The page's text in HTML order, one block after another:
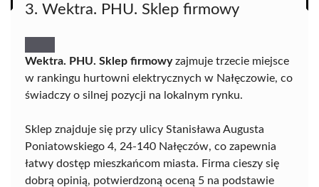
3. Wektra. PHU. Sklep firmowy
Wektra. PHU. Sklep firmowyzajmuje trzecie miejsce
w rankingu hurtowni elektrycznych w Nałęczowie, co
świadczy o silnej pozycji na lokalnym rynku.
Sklep znajduje się przy ulicy Stanisława Augusta
Poniatowskiego 4, 24-140 Nałęczów, co zapewnia
łatwy dostęp mieszkańcom miasta. Firma cieszy się
dobrą opinią, potwierdzoną oceną 5 na podstawie